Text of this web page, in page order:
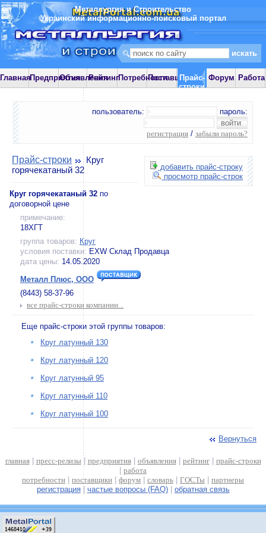
Металлургия и Строительство
Украинский информационно-поисковый портал
ГлавнаяПредприятияОбъявления
РейтингПотребностиПоставщики
Прайс-
строки
Форум Работа
пользователь: пароль:
регистрация / забыли пароль?
добавить прайс-строку
просмотр прайс-строк
Прайс-строки
Круг
горячекатаный 32
Круг горячекатаный 32 по
договорной цене
примечание:
18ХГТ
группа товаров: Круг
условия поставки: EXW Склад Продавца
дата цены: 14.05.2020
Металл Плюс, ООО
(8443) 58-37-96
все прайс-строки компании...
Еще прайс-строки этой группы товаров:
Круг латунный 130
Круг латунный 120
Круг латунный 95
Круг латунный 110
Круг латунный 100
Вернуться
главная| пресс-релизы | предприятия| объявления| рейтинг| прайс-строки
работа
потребности
поставщики форум словарь ГОСТы
партнеры
регистрация| частые вопросы (FAQ)| обратная связь